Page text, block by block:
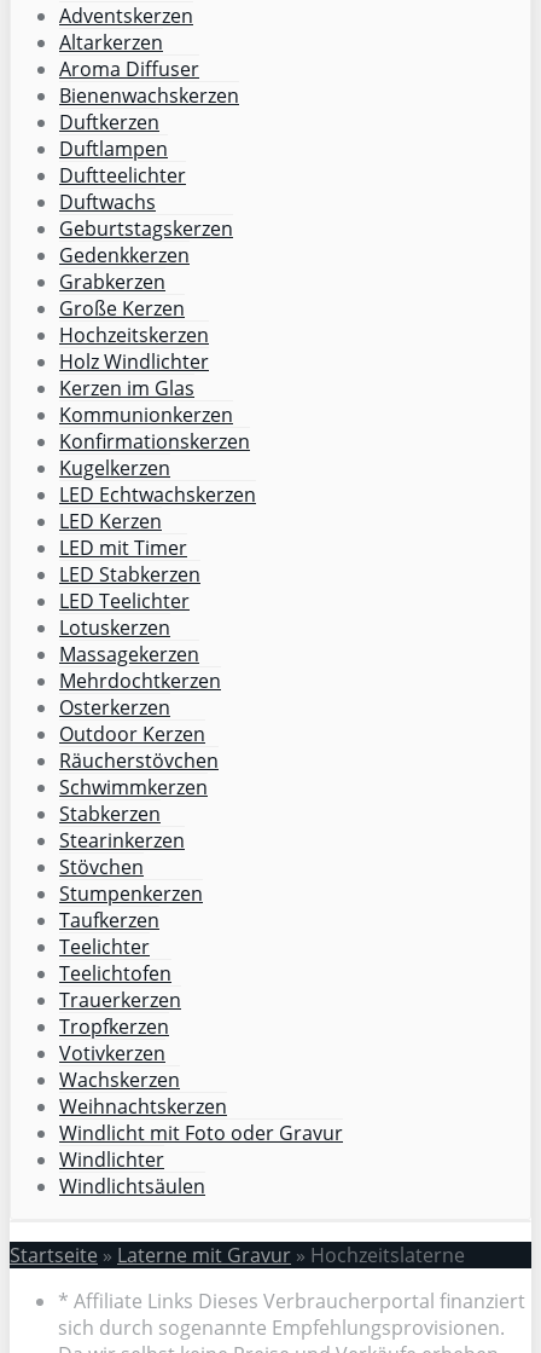
Adventskerzen
Altarkerzen
Aroma Diffuser
Bienenwachskerzen
Duftkerzen
Duftlampen
Duftteelichter
Duftwachs
Geburtstagskerzen
Gedenkkerzen
Grabkerzen
Große Kerzen
Hochzeitskerzen
Holz Windlichter
Kerzen im Glas
Kommunionkerzen
Konfirmationskerzen
Kugelkerzen
LED Echtwachskerzen
LED Kerzen
LED mit Timer
LED Stabkerzen
LED Teelichter
Lotuskerzen
Massagekerzen
Mehrdochtkerzen
Osterkerzen
Outdoor Kerzen
Räucherstövchen
Schwimmkerzen
Stabkerzen
Stearinkerzen
Stövchen
Stumpenkerzen
Taufkerzen
Teelichter
Teelichtofen
Trauerkerzen
Tropfkerzen
Votivkerzen
Wachskerzen
Weihnachtskerzen
Windlicht mit Foto oder Gravur
Windlichter
Windlichtsäulen
Startseite » Laterne mit Gravur » Hochzeitslaterne
* Affiliate Links Dieses Verbraucherportal finanziert
sich durch sogenannte Empfehlungsprovisionen.